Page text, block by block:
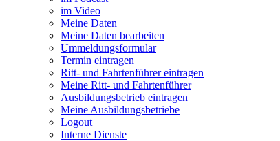
im Video
Meine Daten
Meine Daten bearbeiten
Ummeldungsformular
Termin eintragen
Ritt- und Fahrtenführer eintragen
Meine Ritt- und Fahrtenführer
Ausbildungsbetrieb eintragen
Meine Ausbildungsbetriebe
Logout
Interne Dienste